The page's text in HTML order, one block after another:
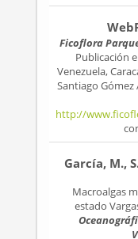
Ficoflora
Publicación
Venezuela,
Santiago Gómez
http://
García, M.,
Macroalgas
estado